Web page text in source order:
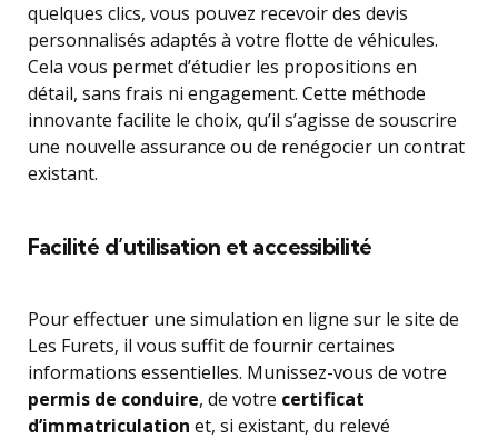
quelques clics, vous pouvez recevoir des devis
personnalisés adaptés à votre flotte de véhicules.
Cela vous permet d’étudier les propositions en
détail, sans frais ni engagement. Cette méthode
innovante facilite le choix, qu’il s’agisse de souscrire
une nouvelle assurance ou de renégocier un contrat
existant.
Facilité d’utilisation et accessibilité
Pour effectuer une simulation en ligne sur le site de
Les Furets, il vous suffit de fournir certaines
informations essentielles. Munissez-vous de votre
permis de conduire, de votre certificat
d’immatriculation et, si existant, du relevé